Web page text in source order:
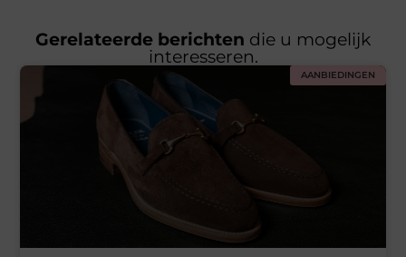
Gerelateerde berichten die u mogelijk
interesseren.
AANBIEDINGEN